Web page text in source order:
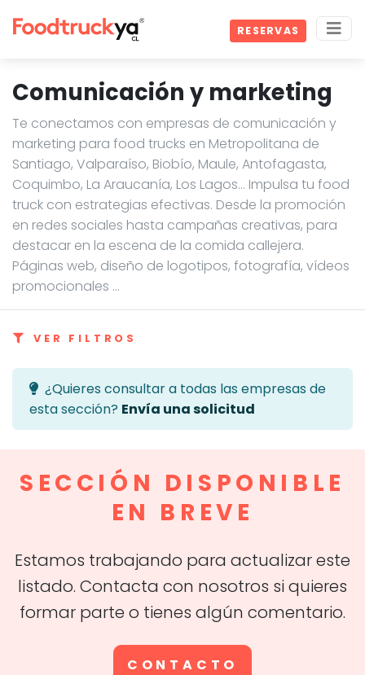
RESERVAS
Comunicación y marketing
Te conectamos con empresas de comunicación y
marketing para food trucks en Metropolitana de
Santiago, Valparaíso, Biobío, Maule, Antofagasta,
Coquimbo, La Araucanía, Los Lagos… Impulsa tu food
truck con estrategias efectivas. Desde la promoción
en redes sociales hasta campañas creativas, para
destacar en la escena de la comida callejera.
Páginas web, diseño de logotipos, fotografía, vídeos
promocionales ...
VER FILTROS
¿Quieres consultar a todas las empresas de
esta sección? Envía una solicitud
SECCIÓN DISPONIBLE
EN BREVE
Estamos trabajando para actualizar este
listado. Contacta con nosotros si quieres
formar parte o tienes algún comentario.
CONTACTO